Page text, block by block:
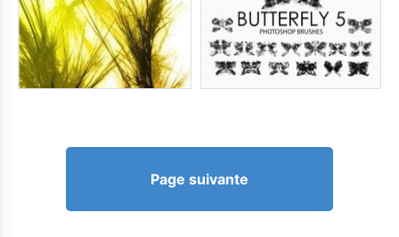
Page suivante